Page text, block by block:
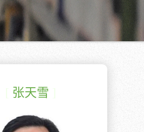
[ 张天雪 ]